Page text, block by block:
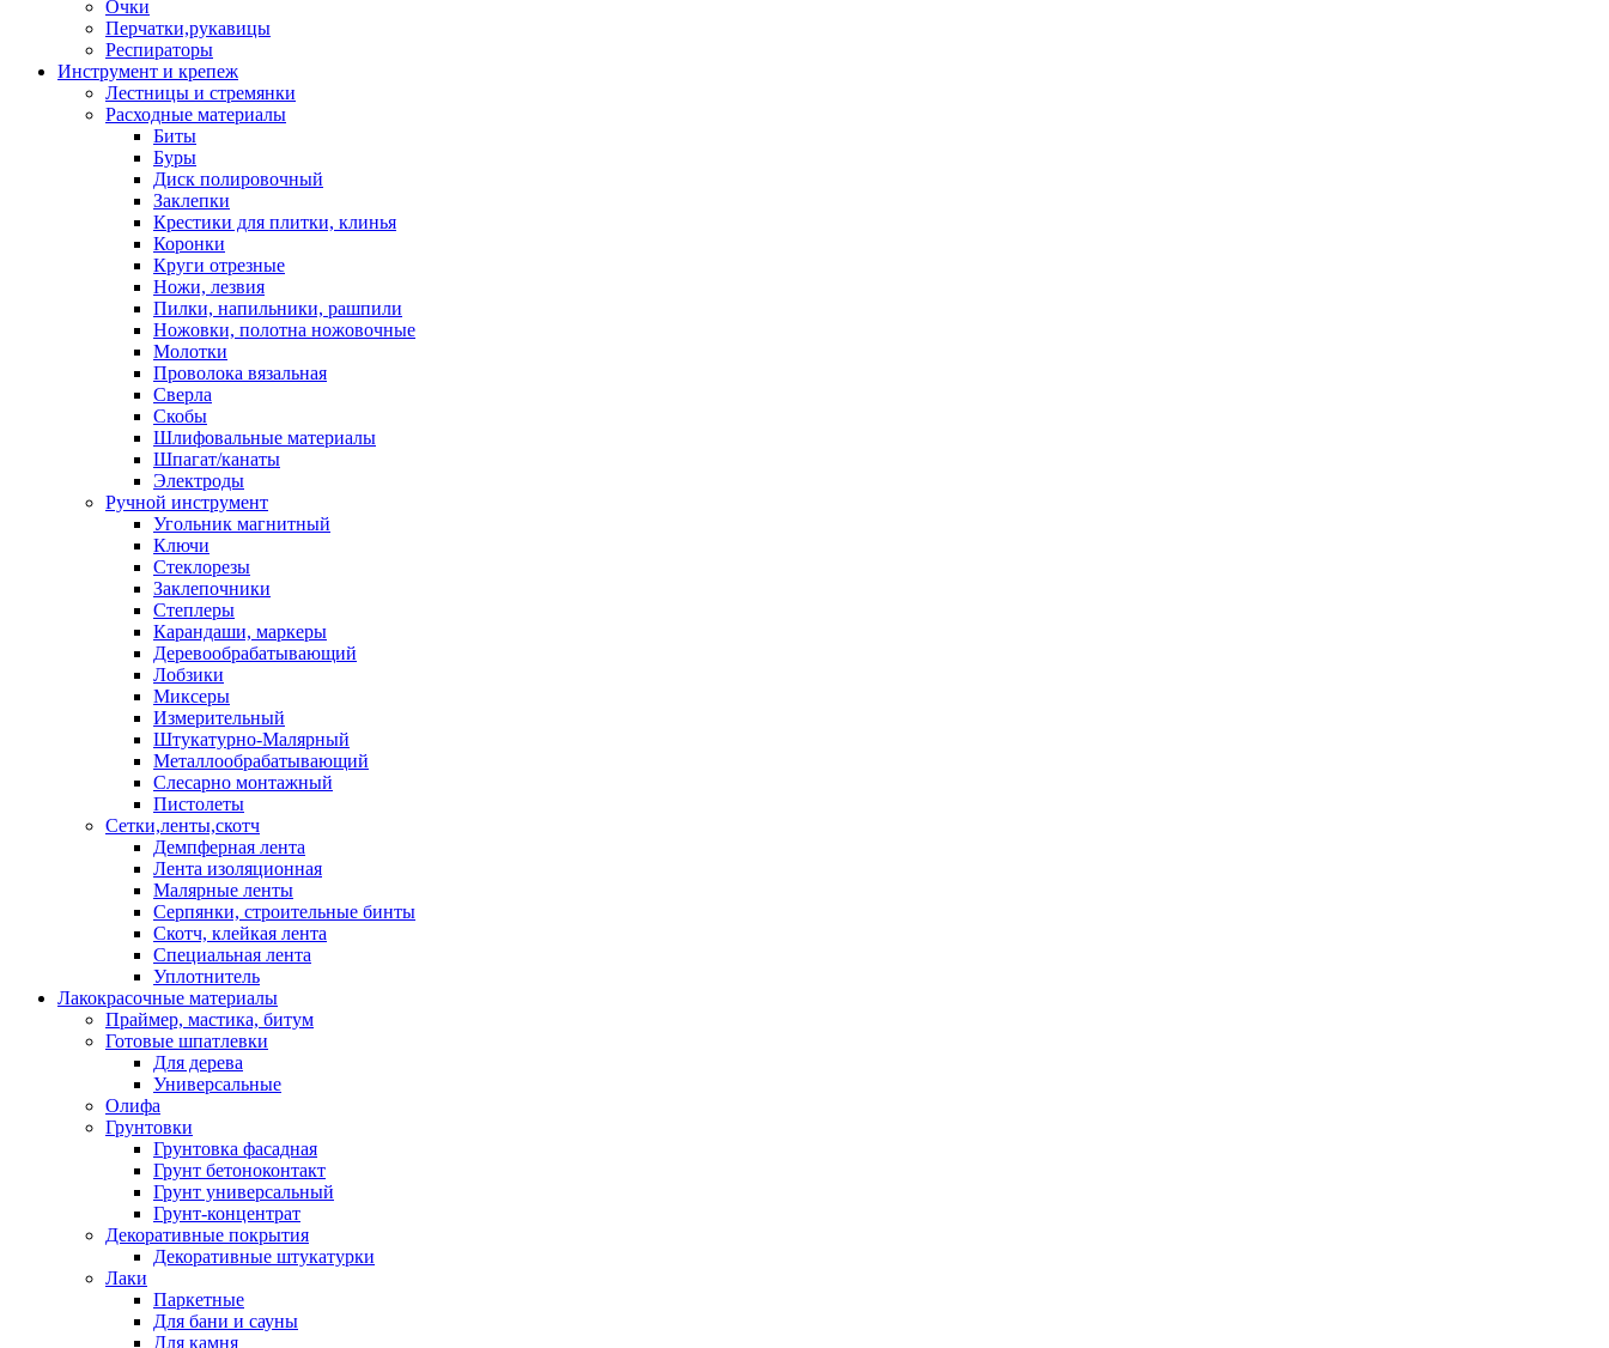
Очки
Перчатки,рукавицы
Респираторы
Инструмент и крепеж
Лестницы и стремянки
Расходные материалы
Биты
Буры
Диск полировочный
Заклепки
Крестики для плитки, клинья
Коронки
Круги отрезные
Ножи, лезвия
Пилки, напильники, рашпили
Ножовки, полотна ножовочные
Молотки
Проволока вязальная
Сверла
Скобы
Шлифовальные материалы
Шпагат/канаты
Электроды
Ручной инструмент
Угольник магнитный
Ключи
Стеклорезы
Заклепочники
Степлеры
Карандаши, маркеры
Деревообрабатывающий
Лобзики
Миксеры
Измерительный
Штукатурно-Малярный
Металлообрабатывающий
Слесарно монтажный
Пистолеты
Сетки,ленты,скотч
Демпферная лента
Лента изоляционная
Малярные ленты
Серпянки, строительные бинты
Скотч, клейкая лента
Специальная лента
Уплотнитель
Лакокрасочные материалы
Праймер, мастика, битум
Готовые шпатлевки
Для дерева
Универсальные
Олифа
Грунтовки
Грунтовка фасадная
Грунт бетоноконтакт
Грунт универсальный
Грунт-концентрат
Декоративные покрытия
Декоративные штукатурки
Лаки
Паркетные
Для бани и сауны
Для камня